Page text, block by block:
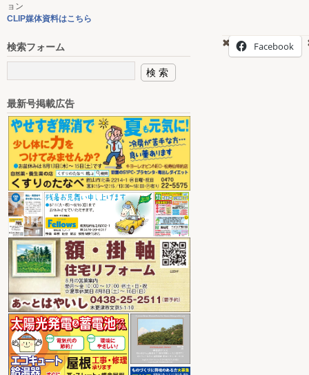
Facebook
ョン
CLIP媒体資料はこちら
検索フォーム
最新号掲載広告